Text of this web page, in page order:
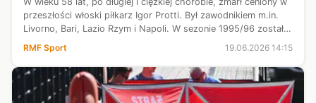
przeszłości włoski piłkarz Igor Protti. Był zawodnikiem m.in.
Livorno, Bari, Lazio Rzym i Napoli. W sezonie 1995/96 został
najlepszym strzelcem włoskiej ekstraklasy, ex aequo z
Giuseppe...
RMF Sport 19.06.2026 14:15